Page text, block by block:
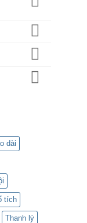
dài
tích
Thanh lý